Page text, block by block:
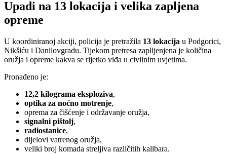
Upadi na 13 lokacija i velika zapljena
opreme
U koordiniranoj akciji, policija je pretražila 13 lokacija u Podgorici,
Nikšiću i Danilovgradu. Tijekom pretresa zaplijenjena je količina
oružja i opreme kakva se rijetko viđa u civilnim uvjetima.
Pronađeno je:
12,2 kilograma eksploziva,
optika za noćno motrenje,
oprema za čišćenje i održavanje oružja,
signalni pištolj,
radiostanice,
dijelovi vatrenog oružja,
veliki broj komada streljiva različitih kalibara.